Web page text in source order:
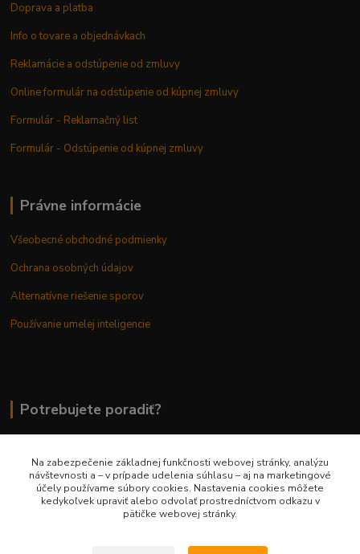
Doprava a platba
Info o tovare a objednávkach
Reklamácie a odstúpenie od zmluvy
Online formulár na odstúpenie od kúpnej zmluvy
Formulár - Reklamačný list
Formulár - Odstúpenie od kúpnej zmluvy
Právne informácie
Všeobecné obchodné podmienky
Ochrana osobných údajov
Alternatívne riešenie sporov
Používanie umelej inteligencie
Potrebujete poradiť?
0948 236 042
info@margaretkashop.sk
Na zabezpečenie základnej funkčnosti webovej stránky, analýzu
návštevnosti a – v prípade udelenia súhlasu – aj na marketingové
účely používame súbory cookies. Nastavenia cookies môžete
kedykoľvek upraviť alebo odvolať prostredníctvom odkazu v
pätičke webovej stránky.